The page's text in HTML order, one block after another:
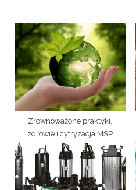
i
o
u
s
P
o
s
t
t
P
o
s
t
:
Zrównoważone praktyki,
zdrowie i cyfryzacja MŚP
wspierane przez auditomat®